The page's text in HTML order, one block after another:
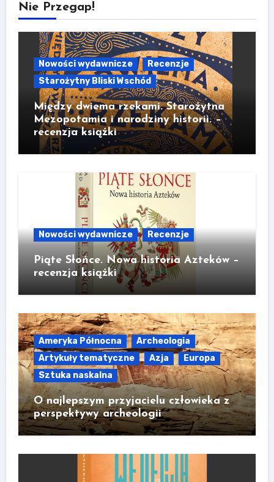
Nie Przegap!
Nowości wydawnicze
Recenzje
Starożytny Bliski Wschód
Między dwiema rzekami. Starożytna
Mezopotamia i narodziny historii. –
recenzja książki
Nowości wydawnicze Recenzje
Piąte Słońce. Nowa historia Azteków –
recenzja książki
Ameryka Północna
Archeologia
Artykuły tematyczne
Azja
Europa
Sztuka naskalna
O najlepszym przyjacielu człowieka z
perspektywy archeologii